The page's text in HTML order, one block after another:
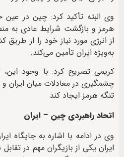
وی البته تأکید کرد: چین در عین
هرمز و بازگشت شرایط عادی به
از انرژی مورد نیاز خود را از
به‌ویژه ایران تأمین می‌کند.
کریمی تصریح کرد: با وجود این،
چشمگیری در معادلات میان ایران
تنگه هرمز ایجاد کند
اتحاد راهبردی چین – ایران
وی در ادامه با اشاره به جایگاه
ایران یکی از بازیگران مهم در